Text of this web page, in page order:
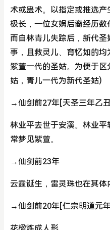
术或蛊术。以指定或推选
极长，一位女娲后裔经历
而自林青儿失踪后，新代
事，且救灵儿、育忆如的
紫萱一代的圣姑。为便于
姑，青儿一代为新代圣姑)
→仙剑前27年[天圣三年乙
林业平去世于安溪。林业
常梦见紫萱。
→仙剑前23年
云霆诞生，雷灵珠也在其体
→仙剑前20年[仁宗明道元